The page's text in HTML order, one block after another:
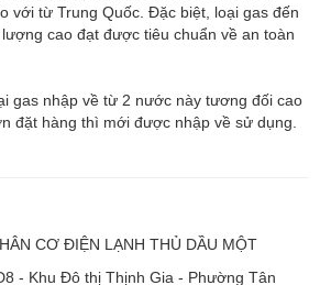
với từ Trung Quốc. Đặc biệt, loại gas đến
cao đạt được tiêu chuẩn về an toàn
gas nhập về từ 2 nước này tương đối cao
đặt hàng thì mới được nhập về sử dụng.
CƠ ĐIỆN LẠNH THỦ DẦU MỘT
- Khu Đô thị Thịnh Gia - Phường Tân